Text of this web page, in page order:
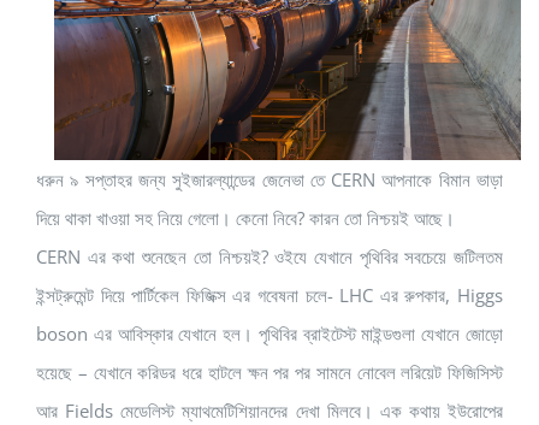
ধরুন ৯ সপ্তাহর জন্য সুইজারল্যান্ডের জেনেভা তে CERN আপনাকে বিমান ভাড়া
দিয়ে থাকা খাওয়া সহ নিয়ে গেলো। কেনো নিবে? কারন তো নিশ্চয়ই আছে।
CERN এর কথা শুনেছেন তো নিশ্চয়ই? ওইযে যেখানে পৃথিবির সবচেয়ে জটিলতম
ইন্সট্রুমেন্ট দিয়ে পার্টিকেল ফিজিক্স এর গবেষনা চলে- LHC এর রুপকার, Higgs
boson এর আবিস্কার যেখানে হল। পৃথিবির ব্রাইটেস্ট মাইন্ডগুলা যেখানে জোড়ো
হয়েছে – যেখানে করিডর ধরে হাটলে ক্ষন পর পর সামনে নোবেল লরিয়েট ফিজিসিস্ট
আর Fields মেডেলিস্ট ম্যাথমেটিশিয়ানদের দেখা মিলবে। এক কথায় ইউরোপের